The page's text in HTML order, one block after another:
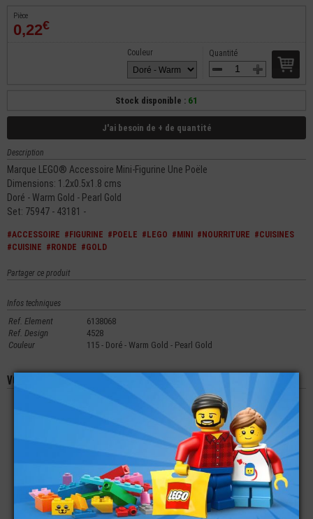
Pièce
0,22€
Quantité
Couleur
Stock disponible : 61
J'ai besoin de + de quantité
Description
Marque LEGO® Accessoire Mini-Figurine Une Poële
Dimensions: 1.2x0.5x1.8 cms
Doré - Warm Gold - Pearl Gold
Set: 75947 - 43181 -
#ACCESSOIRE #FIGURINE #POELE #LEGO #MINI #NOURRITURE #CUISINES
#CUISINE #RONDE #GOLD
Partager ce produit
Infos techniques
Ref. Element
6138068
Ref. Design
4528
Couleur
115 - Doré - Warm Gold - Pearl Gold
Vous aimerez aussi les produits suivants
FIGURINE MARVEL
SPIDER-MAN
10,90€
LEGO® MINI-
FIGURINE CALAMAR
13,90€
LEGO® MINI-
FIGURINE TORSE
POMPIER LOGO
FLAMME AU DOS (2G)
4,49€